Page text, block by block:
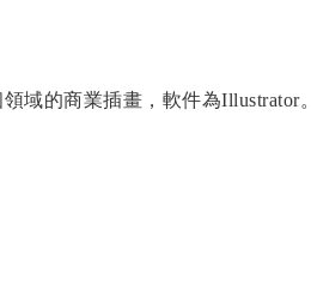
域的商業插畫，軟件為Illustrator。